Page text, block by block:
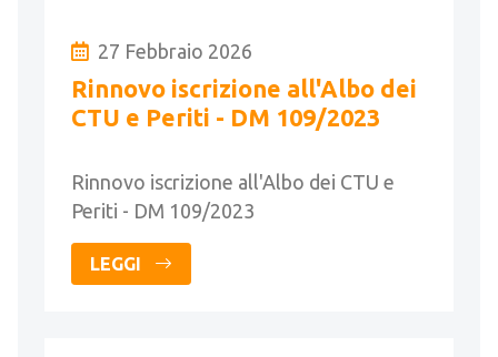
27 Febbraio 2026
Rinnovo iscrizione all'Albo dei
CTU e Periti - DM 109/2023
Rinnovo iscrizione all'Albo dei CTU e
Periti - DM 109/2023
LEGGI